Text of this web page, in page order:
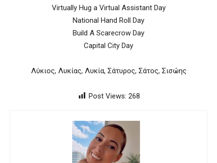
Virtually Hug a Virtual Assistant Day
National Hand Roll Day
Build A Scarecrow Day
Capital City Day
Λύκιος, Λυκίας, Λυκία, Σάτυρος, Σάτος, Σισώης
Post Views: 268